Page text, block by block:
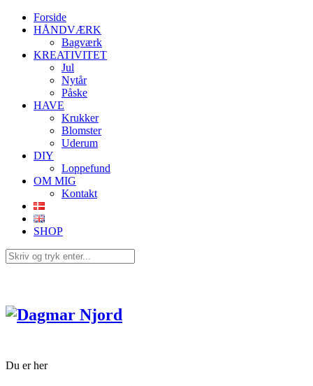
Forside
HÅNDVÆRK
Bagværk
KREATIVITET
Jul
Nytår
Påske
HAVE
Krukker
Blomster
Uderum
DIY
Loppefund
OM MIG
Kontakt
SHOP
Du er her